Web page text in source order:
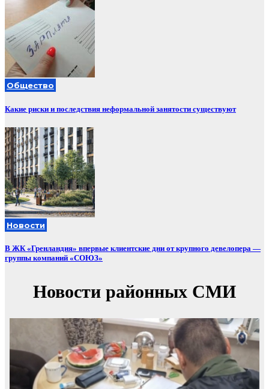
Общество
Какие риски и последствия неформальной занятости существуют
Новости
В ЖК «Гренландия» впервые клиентские дни от крупного девелопера —
группы компаний «СОЮЗ»